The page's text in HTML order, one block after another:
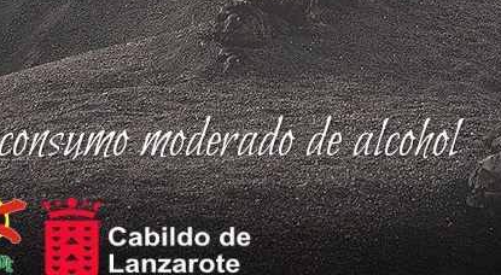
moderado de alcohol